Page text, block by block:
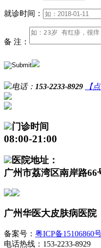
就诊时间：
备 注：
电话： 153-2233-8929 【
门诊时间
08:00-21:00
医院地址：
广州市荔湾区南岸路66
广州华医大皮肤病医院
备案号： 粤ICP备15106860
电话热线：153-2233-8929